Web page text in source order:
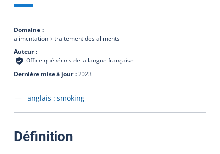
Domaine
alimentation
traitement des aliments
Auteur
Office québécois de la langue française
Dernière mise à jour 2023
Accéder à la fiche en
anglais : smoking
Définition